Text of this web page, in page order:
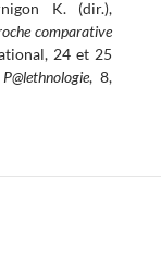
K. (dir.),
comparative
24 et 25
P@lethnologie, 8,